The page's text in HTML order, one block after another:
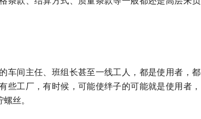
车间主任、班组长甚至一线工人，都是使用者，都
工厂，有时候，可能使绊子的可能就是使用者，
丝。